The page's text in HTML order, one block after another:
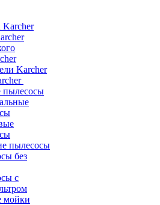
Karcher
пылесосы
пылесосы
без
с
мойки